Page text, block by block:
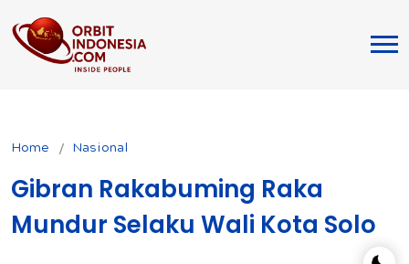
Home Nasional
Gibran Rakabuming Raka
Mundur Selaku Wali Kota Solo